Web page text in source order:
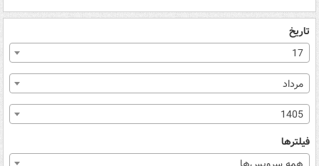
تاریخ
17
مرداد
1405
فیلترها